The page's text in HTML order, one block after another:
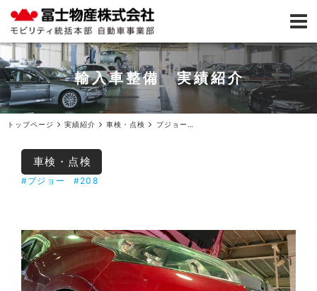
輸入車整備 実績紹介
トップページ 実績紹介 車検・点検
車検・点検
#プジョー #208